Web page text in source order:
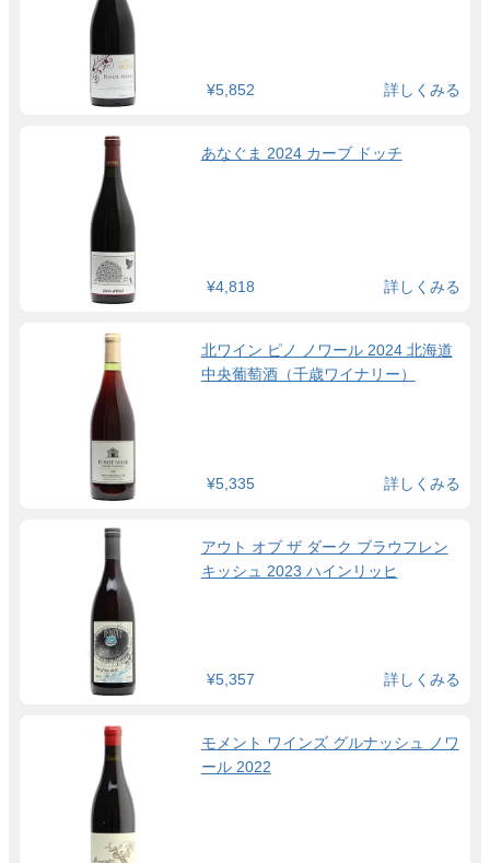
¥5,852 詳しくみる
あなぐま 2024 カーブ ドッチ
¥4,818 詳しくみる
北ワイン ピノ ノワール 2024 北海道
中央葡萄酒（千歳ワイナリー）
¥5,335 詳しくみる
アウト オブ ザ ダーク ブラウフレン
キッシュ 2023 ハインリッヒ
¥5,357 詳しくみる
モメント ワインズ グルナッシュ ノワ
ール 2022